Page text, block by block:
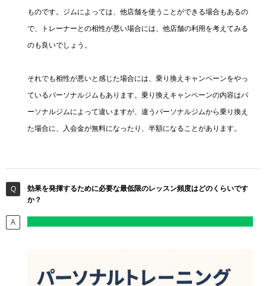
ものです。ジムによっては、他店舗を使うことができる場合もあるの
で、トレーナーとの相性が悪い場合には、他店舗の利用を考えてみる
のも良いでしょう。
それでも相性が悪いと感じた場合には、乗り換えキャンペーンをやっ
ているパーソナルジムもあります。乗り換えキャンペーンの内容はパ
ーソナルジムによって違いますが、違うパーソナルジムから乗り換え
た場合に、入会金が無料になったり、半額になることがあります。
効果を発揮するために必要な最低限のレッスン頻度はどのくらいです
か？